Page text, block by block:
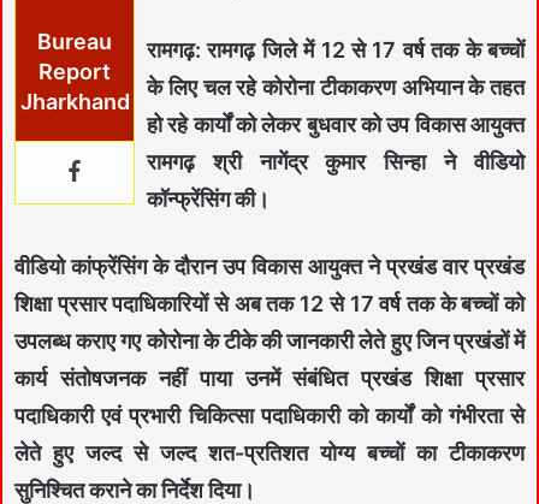
Bureau
Report
Jharkhand
रामगढ़: रामगढ़ जिले में 12 से 17 वर्ष तक के बच्चों
के लिए चल रहे कोरोना टीकाकरण अभियान के तहत
हो रहे कार्यों को लेकर बुधवार को उप विकास आयुक्त
रामगढ़ श्री नागेंद्र कुमार सिन्हा ने वीडियो
कॉन्फ्रेंसिंग की।
वीडियो कांफ्रेंसिंग के दौरान उप विकास आयुक्त ने प्रखंड वार प्रखंड
शिक्षा प्रसार पदाधिकारियों से अब तक 12 से 17 वर्ष तक के बच्चों को
उपलब्ध कराए गए कोरोना के टीके की जानकारी लेते हुए जिन प्रखंडों में
कार्य संतोषजनक नहीं पाया उनमें संबंधित प्रखंड शिक्षा प्रसार
पदाधिकारी एवं प्रभारी चिकित्सा पदाधिकारी को कार्यों को गंभीरता से
लेते हुए जल्द से जल्द शत-प्रतिशत योग्य बच्चों का टीकाकरण
सुनिश्चित कराने का निर्देश दिया।